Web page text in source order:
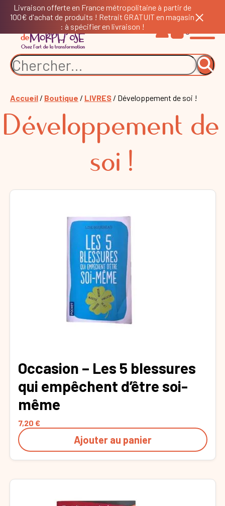
Livraison offerte en France métropolitaine à partir de
100€ d'achat de produits ! Retrait GRATUIT en magasin
: à spécifier en livraison !
0
Accueil / Boutique / LIVRES / Développement de soi !
Développement de
soi !
Occasion – Les 5 blessures
qui empêchent d’être soi-
même
7,20 €
Ajouter au panier